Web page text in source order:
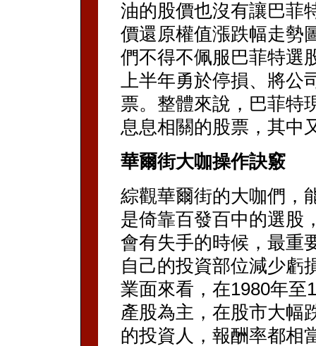
油的股價也沒有讓巴菲
價還原權值漲跌幅走勢
們不得不佩服巴菲特選
上半年勇於停損、將
票。整體來說，巴菲特
息息相關的股票，其中
華爾街大咖操作訣竅
綜觀華爾街的大咖們，
是倚靠百發百中的選股
會有失手的時候，最重
自己的投資部位減少虧
業面來看，在1980年至
產股為主，在股市大幅
的投資人，報酬率都相